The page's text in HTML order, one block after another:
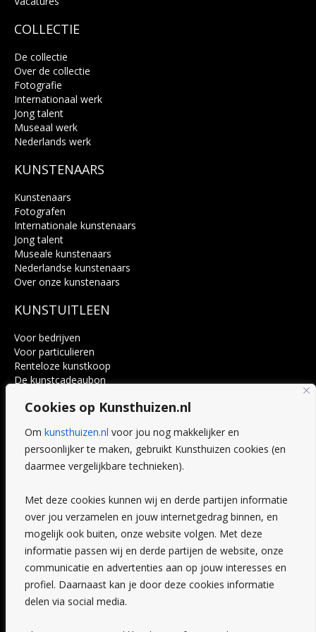
Cookies op Kunsthuizen.nl
Om kunsthuizen.nl voor jou nog makkelijker en
persoonlijker te maken, gebruikt Kunsthuizen cookies (en
daarmee vergelijkbare technieken).
Met deze cookies kunnen wij en derde partijen informatie
over jou verzamelen en jouw internetgedrag binnen, en
mogelijk ook buiten, onze website volgen. Met deze
informatie passen wij en derde partijen de website, onze
communicatie en advertenties aan op jouw interesses en
profiel. Daarnaast kan je door deze cookies informatie
delen via social media.
COLLECTIE
De collectie
Over de collectie
Fotografie
Internationaal werk
Jong talent
Museaal werk
Nederlands werk
KUNSTENAARS
Kunstenaars
Fotografen
Internationale kunstenaars
Jong talent
Museale kunstenaars
Nederlandse kunstenaars
Over onze kunstenaars
KUNSTUITLEEN
Voor bedrijven
Voor particulieren
Renteloze kunstkoop
De kunstcadeaubon
Voordelen
Veelgestelde vragen
CONTACT
Leiden
Amsterdam
Breda
Favorieten
Mijn art alert
NIEUWSBRIEF